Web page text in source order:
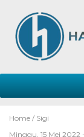
Home / Sigi
Minggu, 15 Mei 2022